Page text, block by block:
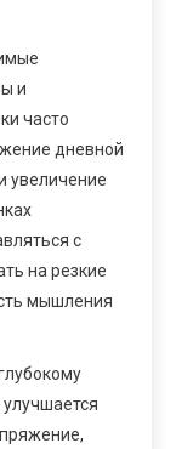
и
часто
дневной
увеличение
с
на резкие
мышления